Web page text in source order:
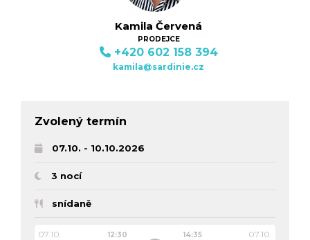
Kamila Červená
PRODEJCE
+420 602 158 394
kamila@sardinie.cz
Zvolený termín
07.10. - 10.10.2026
3 nocí
snídaně
07.10. 12:30 14:35 07.10.